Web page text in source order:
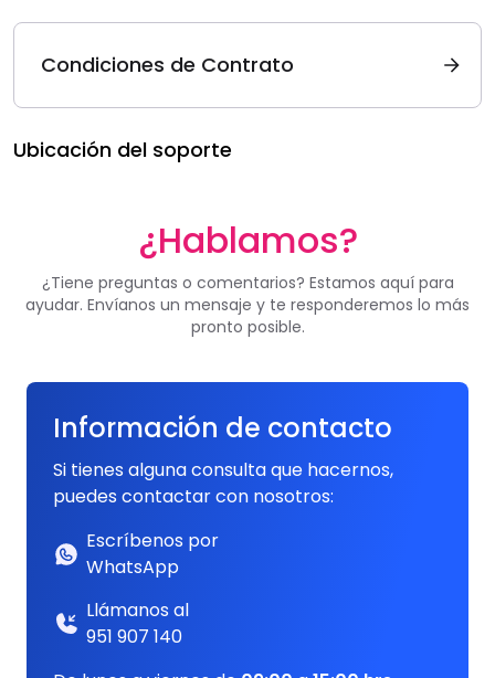
Condiciones de Contrato
Ubicación del soporte
¿Hablamos?
¿Tiene preguntas o comentarios? Estamos aquí para
ayudar. Envíanos un mensaje y te responderemos lo más
pronto posible.
Información de contacto
Si tienes alguna consulta que hacernos,
puedes contactar con nosotros:
Escríbenos por
WhatsApp
Llámanos al
951 907 140